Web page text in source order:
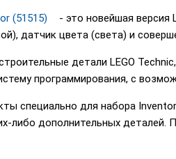
(51515)
- это новейшая версия
датчик цвета (света) и
детали LEGO
программирования, с
специально для набора
либо дополнительных